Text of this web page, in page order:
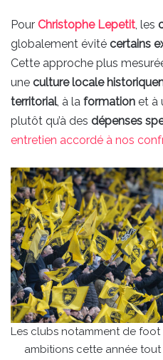
Pour Christophe Lepetit, les
globalement évité certains
Cette approche plus
une culture locale
territorial, à la formation et à
plutôt qu’à des dépenses
entretien accordé à nos
Les clubs notamment de
ambitions cette année